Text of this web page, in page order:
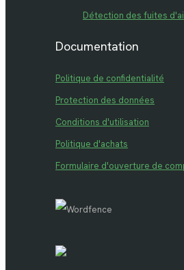
Détection des fuites
Documentation
Politique de confidentialité
Protection des données
Conditions d'utilisation
Politique d'achats
Formulaire d'ouverture de